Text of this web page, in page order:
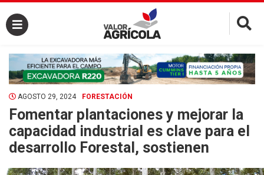
×
AGOSTO 29, 2024 FORESTACIÓN
Fomentar plantaciones y mejorar la
capacidad industrial es clave para el
desarrollo Forestal, sostienen